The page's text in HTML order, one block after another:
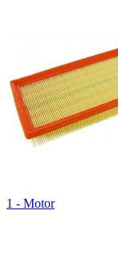
1 - Motor